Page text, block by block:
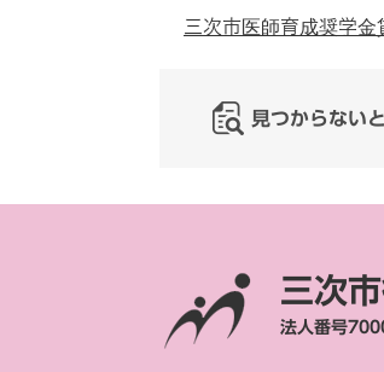
三次市医師育成奨学金
見つからない
三次
法人番号